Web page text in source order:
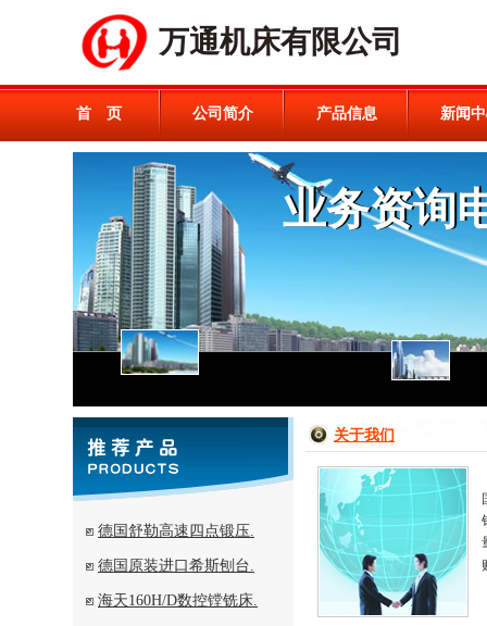
万通机床有限公司
首 页 公司简介 产品信息 新闻
德国舒勒高速四点锻压.
德国原装进口希斯刨台.
海天160H/D数控镗铣床.
关于我们